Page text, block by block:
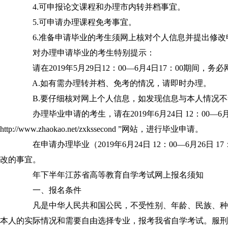
4.可申报论文课程和办理市内转并档事宜。
5.可申请办理课程免考事宜。
6.准备申请毕业的考生须网上核对个人信息并提出修改
对办理申请毕业的考生特别提示：
请在2019年5月29日12：00—6月4日17：00期间，务必
A.如有需办理转并档、免考的情况，请即时办理。
B.要仔细核对网上个人信息，如发现信息与本人情况不
办理毕业申请的考生，请在2019年6月24日 12：00—6月
http://www.zhaokao.net/zxkssecond ”网站，进行毕业申请。
在申请办理毕业（2019年6月24日 12：00—6月26日 17
改的事宜。
年下半年江苏省高等教育自学考试网上报名须知
一、报名条件
凡是中华人民共和国公民，不受性别、年龄、民族、
本人的实际情况和需要自由选择专业，报考我省自学考试。服